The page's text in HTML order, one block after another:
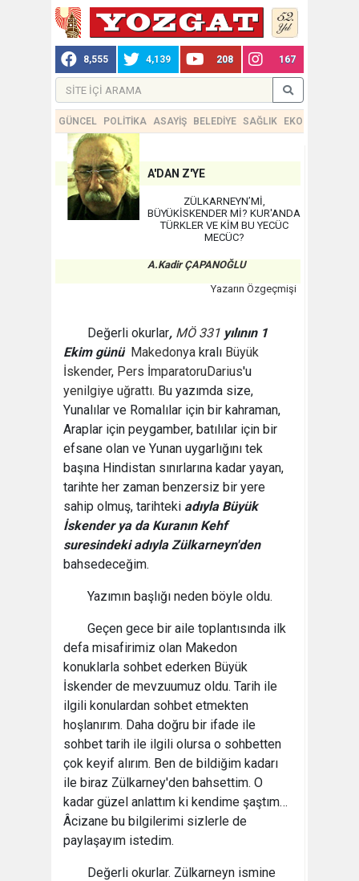
8,555 4,139 208 167
GÜNCEL POLİTİKA ASAYİŞ BELEDİYE SAĞLIK EKONOMİ
A'DAN Z'YE
ZÜLKARNEYN’Mİ,
BÜYÜKİSKENDER Mİ? KUR'ANDA
TÜRKLER VE KİM BU YECÜC
MECÜC?
A.Kadir ÇAPANOĞLU
Yazarın Özgeçmişi
Değerli okurlar, MÖ 331 yılının 1
Ekim günü Makedonya kralı Büyük
İskender, Pers İmparatoruDarius'u
yenilgiye uğrattı. Bu yazımda size,
Yunalılar ve Romalılar için bir kahraman,
Araplar için peygamber, batılılar için bir
efsane olan ve Yunan uygarlığını tek
başına Hindistan sınırlarına kadar yayan,
tarihte her zaman benzersiz bir yere
sahip olmuş, tarihteki adıyla Büyük
İskender ya da Kuranın Kehf
suresindeki adıyla Zülkarneyn'den
bahsedeceğim.
Yazımın başlığı neden böyle oldu.
Geçen gece bir aile toplantısında ilk
defa misafirimiz olan Makedon
konuklarla sohbet ederken Büyük
İskender de mevzuumuz oldu. Tarih ile
ilgili konulardan sohbet etmekten
hoşlanırım. Daha doğru bir ifade ile
sohbet tarih ile ilgili olursa o sohbetten
çok keyif alırım. Ben de bildiğim kadarı
ile biraz Zülkarney'den bahsettim. O
kadar güzel anlattım ki kendime şaştım…
Âcizane bu bilgilerimi sizlerle de
paylaşayım istedim.
Değerli okurlar. Zülkarneyn ismine